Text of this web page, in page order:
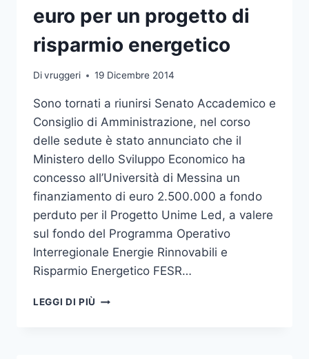
euro per un progetto di
risparmio energetico
Divruggeri 19 Dicembre 2014
Sono tornati a riunirsi Senato Accademico e
Consiglio di Amministrazione, nel corso
delle sedute è stato annunciato che il
Ministero dello Sviluppo Economico ha
concesso all’Università di Messina un
finanziamento di euro 2.500.000 a fondo
perduto per il Progetto Unime Led, a valere
sul fondo del Programma Operativo
Interregionale Energie Rinnovabili e
Risparmio Energetico FESR…
LEGGI DI PIÙ FINANZIATI